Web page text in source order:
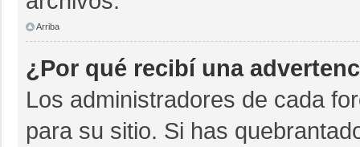
Arriba
¿Por qué recibí una
Los administradores de cada
para su sitio. Si has